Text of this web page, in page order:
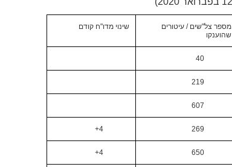
מספר צל"שים / עיטורים
שהוענקו
שינוי מדו"ח קודם
40
219
607
269
4+
650
4+